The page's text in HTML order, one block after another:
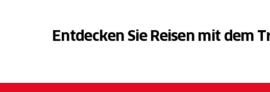
Entdecken Sie Reisen mit dem